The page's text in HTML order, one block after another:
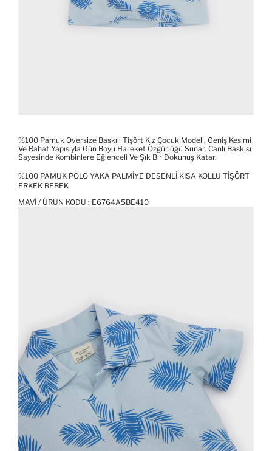
%100 Pamuk Oversize Baskılı Tişört Kız Çocuk Modeli, Geniş Kesimi
Ve Rahat Yapısıyla Gün Boyu Hareket Özgürlüğü Sunar. Canlı Baskısı
Sayesinde Kombinlere Eğlenceli Ve Şık Bir Dokunuş Katar.
%100 PAMUK POLO YAKA PALMIYE DESENLI KISA KOLLU TIŞÖRT
ERKEK BEBEK
MAVI / ÜRÜN KODU : E6764A5BE410